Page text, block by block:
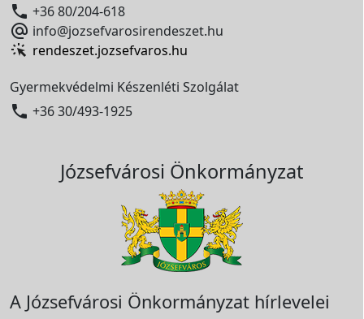
 +36 80/204-618
 info@jozsefvarosirendeszet.hu
rendeszet.jozsefvaros.hu
Gyermekvédelmi Készenléti Szolgálat
 +36 30/493-1925
Józsefvárosi Önkormányzat
A Józsefvárosi Önkormányzat hírlevelei